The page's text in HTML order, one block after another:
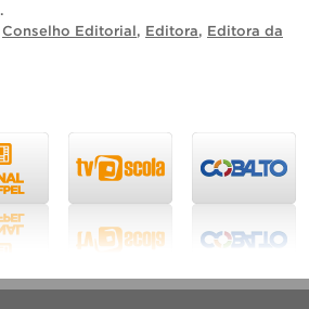
.
Conselho Editorial, Editora, Editora da